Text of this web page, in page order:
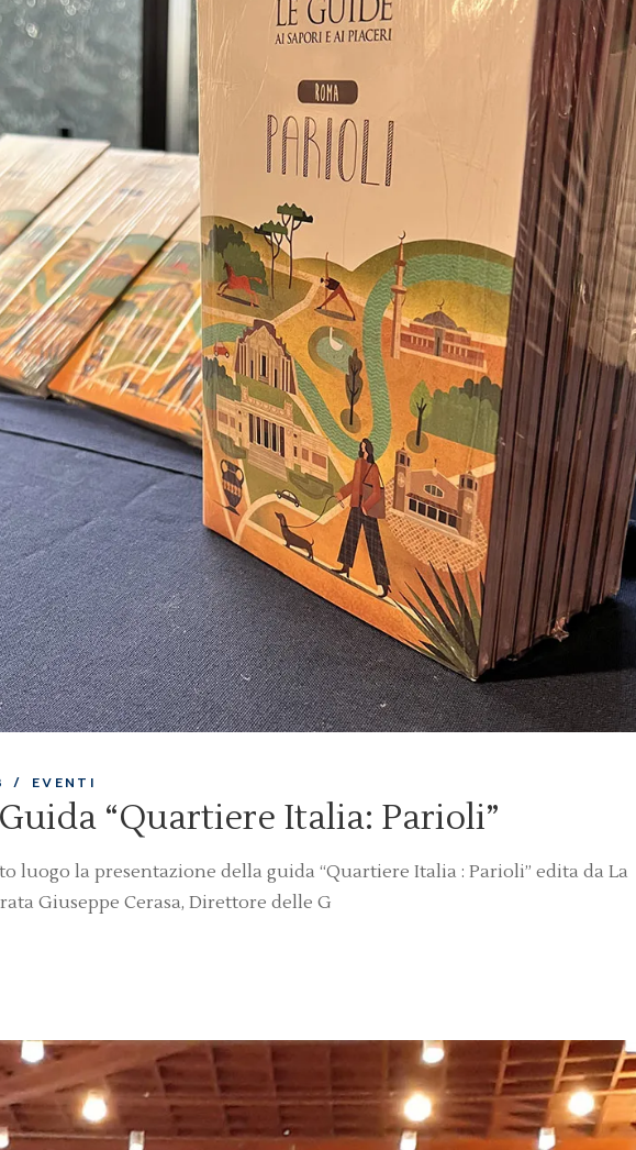
EVENTI
“Quartiere Italia: Parioli”
luogo la presentazione della guida “Quartiere Italia : Parioli” edita da La
Giuseppe Cerasa, Direttore delle G